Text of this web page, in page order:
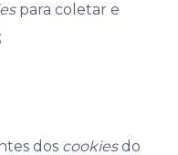
para coletar e
dos cookiesdo